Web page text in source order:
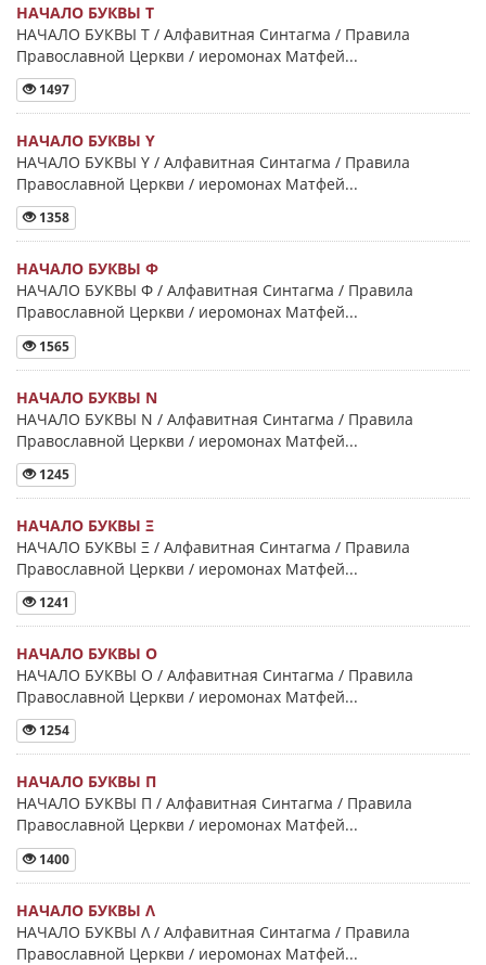
НАЧАЛО БУКВЫ Τ
НАЧАЛО БУКВЫ Τ / Алфавитная Синтагма / Правила
Православной Церкви / иеромонах Матфей...
1497
НАЧАЛО БУКВЫ Y
НАЧАЛО БУКВЫ Y / Алфавитная Синтагма / Правила
Православной Церкви / иеромонах Матфей...
1358
НАЧАЛО БУКВЫ Φ
НАЧАЛО БУКВЫ Φ / Алфавитная Синтагма / Правила
Православной Церкви / иеромонах Матфей...
1565
НАЧАЛО БУКВЫ Ν
НАЧАЛО БУКВЫ Ν / Алфавитная Синтагма / Правила
Православной Церкви / иеромонах Матфей...
1245
НАЧАЛО БУКВЫ Ξ
НАЧАЛО БУКВЫ Ξ / Алфавитная Синтагма / Правила
Православной Церкви / иеромонах Матфей...
1241
НАЧАЛО БУКВЫ Ο
НАЧАЛО БУКВЫ Ο / Алфавитная Синтагма / Правила
Православной Церкви / иеромонах Матфей...
1254
НАЧАЛО БУКВЫ Π
НАЧАЛО БУКВЫ Π / Алфавитная Синтагма / Правила
Православной Церкви / иеромонах Матфей...
1400
НАЧАЛО БУКВЫ Λ
НАЧАЛО БУКВЫ Λ / Алфавитная Синтагма / Правила
Православной Церкви / иеромонах Матфей...